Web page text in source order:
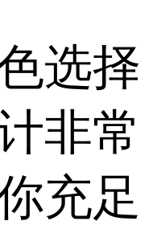
选择
非常
充足